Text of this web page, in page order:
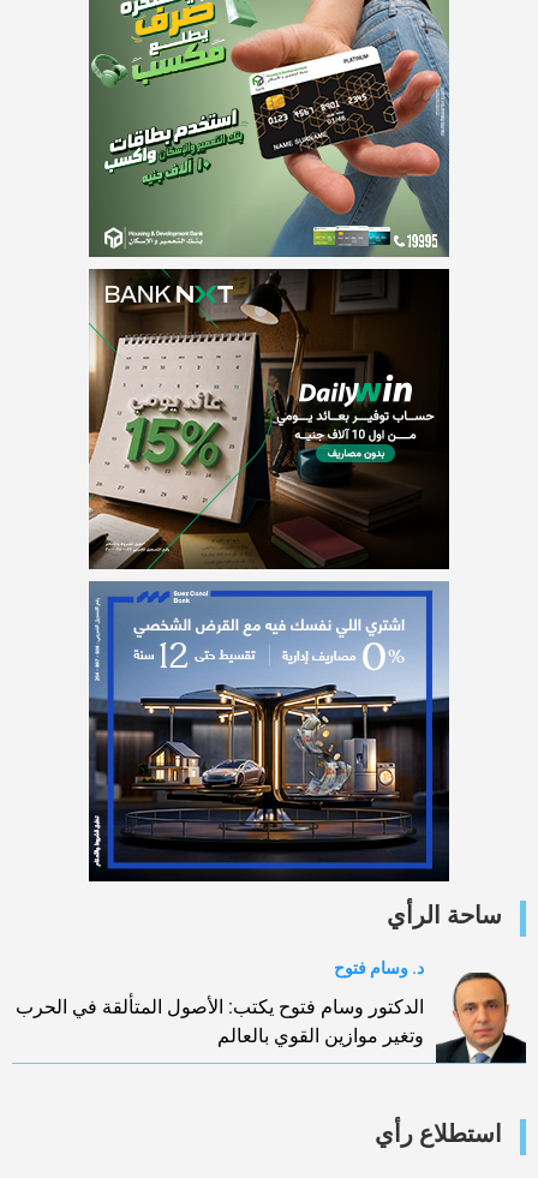
ساحة الرأي
د. وسام فتوح
الدكتور وسام فتوح يكتب: الأصول المتألقة في الحرب
وتغير موازين القوي بالعالم
استطلاع رأي